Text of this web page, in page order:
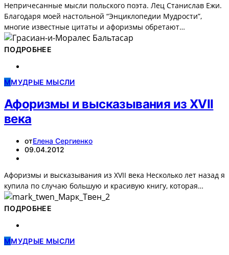
Непричесанные мысли польского поэта. Лец Станислав Ежи.
Благодаря моей настольной “Энциклопедии Мудрости”,
многие известные цитаты и афоризмы обретают…
ПОДРОБНЕЕ
ММУДРЫЕ МЫСЛИ
Афоризмы и высказывания из XVII
века
отЕлена Сергиенко
09.04.2012
Афоризмы и высказывания из XVII века Несколько лет назад я
купила по случаю большую и красивую книгу, которая…
ПОДРОБНЕЕ
ММУДРЫЕ МЫСЛИ